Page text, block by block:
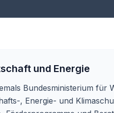
und Energie
Bundesministerium für
, Energie- und